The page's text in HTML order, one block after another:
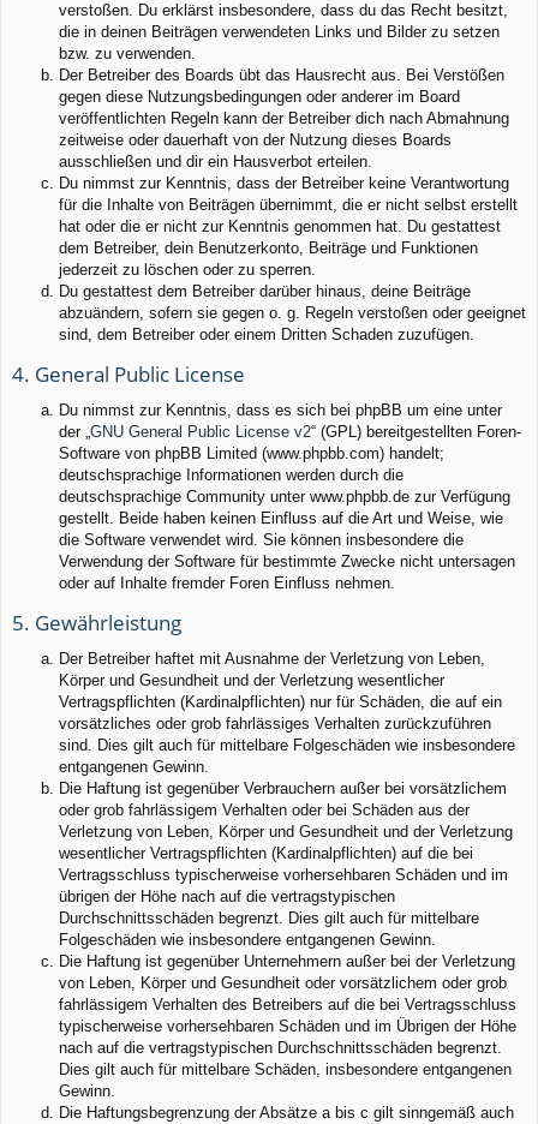
verstoßen. Du erklärst insbesondere, dass du das Recht besitzt,
die in deinen Beiträgen verwendeten Links und Bilder zu setzen
bzw. zu verwenden.
Der Betreiber des Boards übt das Hausrecht aus. Bei Verstößen
gegen diese Nutzungsbedingungen oder anderer im Board
veröffentlichten Regeln kann der Betreiber dich nach Abmahnung
zeitweise oder dauerhaft von der Nutzung dieses Boards
ausschließen und dir ein Hausverbot erteilen.
Du nimmst zur Kenntnis, dass der Betreiber keine Verantwortung
für die Inhalte von Beiträgen übernimmt, die er nicht selbst erstellt
hat oder die er nicht zur Kenntnis genommen hat. Du gestattest
dem Betreiber, dein Benutzerkonto, Beiträge und Funktionen
jederzeit zu löschen oder zu sperren.
Du gestattest dem Betreiber darüber hinaus, deine Beiträge
abzuändern, sofern sie gegen o. g. Regeln verstoßen oder geeignet
sind, dem Betreiber oder einem Dritten Schaden zuzufügen.
4. General Public License
Du nimmst zur Kenntnis, dass es sich bei phpBB um eine unter
der „GNU General Public License v2“ (GPL) bereitgestellten Foren-
Software von phpBB Limited (www.phpbb.com) handelt;
deutschsprachige Informationen werden durch die
deutschsprachige Community unter www.phpbb.de zur Verfügung
gestellt. Beide haben keinen Einfluss auf die Art und Weise, wie
die Software verwendet wird. Sie können insbesondere die
Verwendung der Software für bestimmte Zwecke nicht untersagen
oder auf Inhalte fremder Foren Einfluss nehmen.
5. Gewährleistung
Der Betreiber haftet mit Ausnahme der Verletzung von Leben,
Körper und Gesundheit und der Verletzung wesentlicher
Vertragspflichten (Kardinalpflichten) nur für Schäden, die auf ein
vorsätzliches oder grob fahrlässiges Verhalten zurückzuführen
sind. Dies gilt auch für mittelbare Folgeschäden wie insbesondere
entgangenen Gewinn.
Die Haftung ist gegenüber Verbrauchern außer bei vorsätzlichem
oder grob fahrlässigem Verhalten oder bei Schäden aus der
Verletzung von Leben, Körper und Gesundheit und der Verletzung
wesentlicher Vertragspflichten (Kardinalpflichten) auf die bei
Vertragsschluss typischerweise vorhersehbaren Schäden und im
übrigen der Höhe nach auf die vertragstypischen
Durchschnittsschäden begrenzt. Dies gilt auch für mittelbare
Folgeschäden wie insbesondere entgangenen Gewinn.
Die Haftung ist gegenüber Unternehmern außer bei der Verletzung
von Leben, Körper und Gesundheit oder vorsätzlichem oder grob
fahrlässigem Verhalten des Betreibers auf die bei Vertragsschluss
typischerweise vorhersehbaren Schäden und im Übrigen der Höhe
nach auf die vertragstypischen Durchschnittsschäden begrenzt.
Dies gilt auch für mittelbare Schäden, insbesondere entgangenen
Gewinn.
Die Haftungsbegrenzung der Absätze a bis c gilt sinngemäß auch